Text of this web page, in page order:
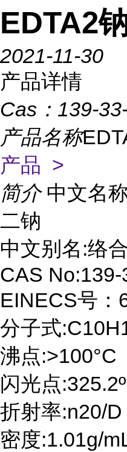
EDTA2
2021-11-30
产品详情
Cas： 139-
产品名称
产品 >
简介 中文名
二钠
中文别名:络
CAS No:139-
EINECS号：
分子式
沸点:>100°C
闪光点
折射率:n20/D
密度:1.01g/